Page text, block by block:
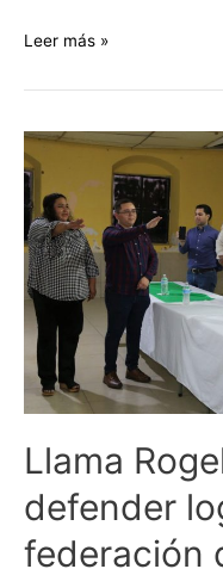
Leer más »
Llama
defender
federación
Llama
Rogelio
Díaz
Brown
a
defender
logros
federación